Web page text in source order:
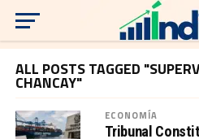
ALL POSTS TAGGED
CHANCAY"
ECONOMÍA
Tribunal